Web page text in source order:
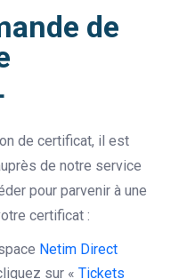
de
de certificat, il est
de notre service
pour parvenir à une
certificat :
Netim Direct
sur « Tickets